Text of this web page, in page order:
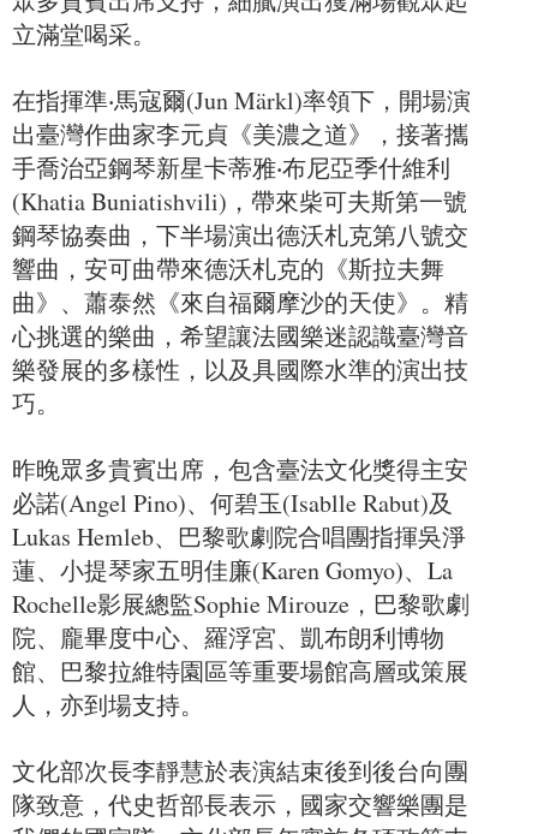
立滿堂喝采。
在指揮準‧馬寇爾(Jun Märkl)率領下，開場演
出臺灣作曲家李元貞《美濃之道》，接著攜
手喬治亞鋼琴新星卡蒂雅‧布尼亞季什維利
(Khatia Buniatishvili)，帶來柴可夫斯第一號
鋼琴協奏曲，下半場演出德沃札克第八號交
響曲，安可曲帶來德沃札克的《斯拉夫舞
曲》、蕭泰然《來自福爾摩沙的天使》。精
心挑選的樂曲，希望讓法國樂迷認識臺灣音
樂發展的多樣性，以及具國際水準的演出技
巧。
昨晚眾多貴賓出席，包含臺法文化獎得主安
必諾(Angel Pino)、何碧玉(Isablle Rabut)及
Lukas Hemleb、巴黎歌劇院合唱團指揮吳淨
蓮、小提琴家五明佳廉(Karen Gomyo)、La
Rochelle影展總監Sophie Mirouze，巴黎歌劇
院、龐畢度中心、羅浮宮、凱布朗利博物
館、巴黎拉維特園區等重要場館高層或策展
人，亦到場支持。
文化部次長李靜慧於表演結束後到後台向團
隊致意，代史哲部長表示，國家交響樂團是